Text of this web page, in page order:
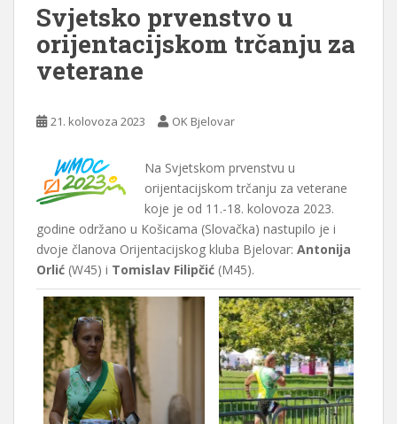
Svjetsko prvenstvo u
orijentacijskom trčanju za
veterane
21. kolovoza 2023 OK Bjelovar
Na Svjetskom prvenstvu u
orijentacijskom trčanju za veterane
koje je od 11.-18. kolovoza 2023.
godine održano u Košicama (Slovačka) nastupilo je i
dvoje članova Orijentacijskog kluba Bjelovar: Antonija
Orlić (W45) i Tomislav Filipčić (M45).